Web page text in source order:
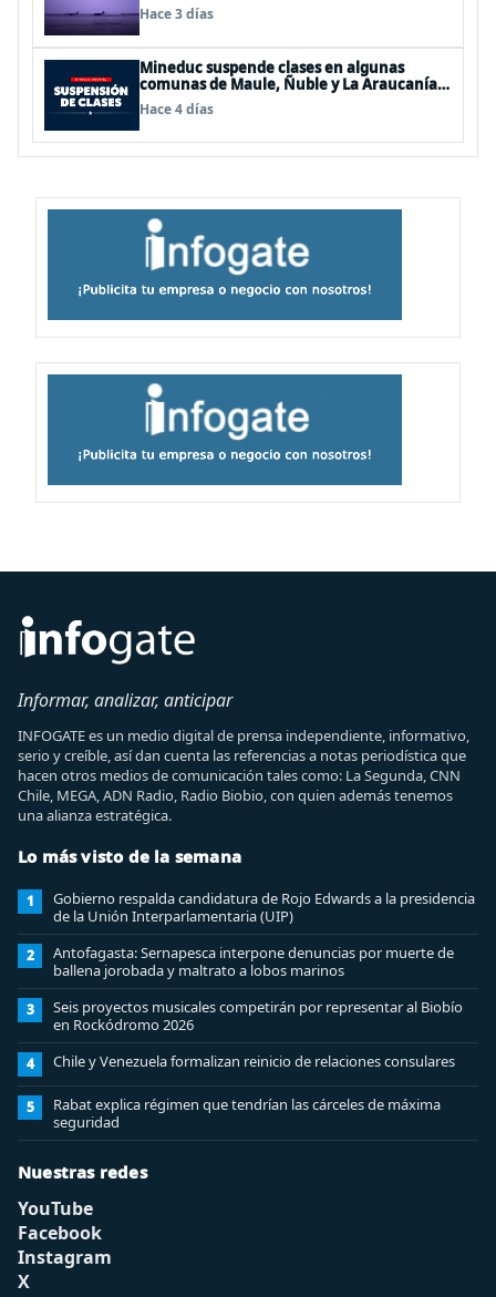
Hace 3 días
Mineduc suspende clases en algunas
comunas de Maule, Ñuble y La Araucanía
para este lunes
Hace 4 días
Informar, analizar, anticipar
INFOGATE es un medio digital de prensa independiente, informativo,
serio y creíble, así dan cuenta las referencias a notas periodística que
hacen otros medios de comunicación tales como: La Segunda, CNN
Chile, MEGA, ADN Radio, Radio Biobio, con quien además tenemos
una alianza estratégica.
Lo más visto de la semana
1
Gobierno respalda candidatura de Rojo Edwards a la presidencia
de la Unión Interparlamentaria (UIP)
2
Antofagasta: Sernapesca interpone denuncias por muerte de
ballena jorobada y maltrato a lobos marinos
3
Seis proyectos musicales competirán por representar al Biobío
en Rockódromo 2026
4 Chile y Venezuela formalizan reinicio de relaciones consulares
5
Rabat explica régimen que tendrían las cárceles de máxima
seguridad
Nuestras redes
YouTube
Facebook
Instagram
X